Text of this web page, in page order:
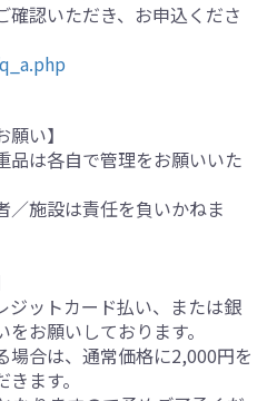
認いただき、お申込くださ
い】
品は各自で管理をお願いいた
施設は責任を負いかねま
ットカード払い、または銀
お願いしております。
合は、通常価格に2,000円を
ます。